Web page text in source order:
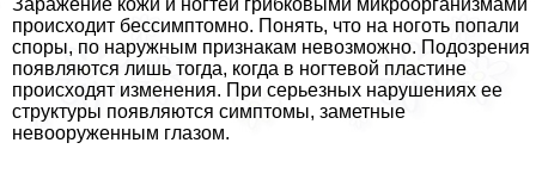
происходит бессимптомно. Понять, что на ноготь попали
споры, по наружным признакам невозможно. Подозрения
появляются лишь тогда, когда в ногтевой пластине
происходят изменения. При серьезных нарушениях ее
структуры появляются симптомы, заметные
невооруженным глазом.